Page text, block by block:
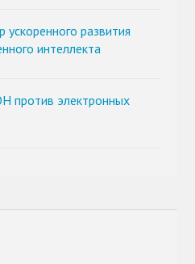
ускоренного развития
интеллекта
против электронных